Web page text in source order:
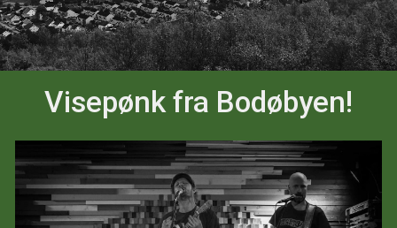
Visepønk fra Bodøbyen!